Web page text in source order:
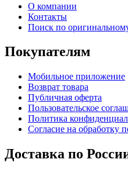
О компании
Контакты
Поиск по
Покупателям
Мобильное приложение
Возврат товара
Публичная оферта
Пользовательское
Политика
Согласие на обработку
Доставка по